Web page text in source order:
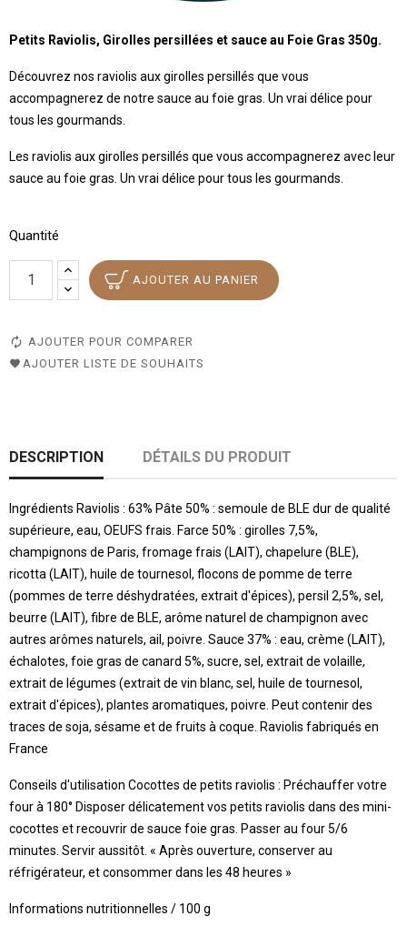
Petits Raviolis, Girolles persillées et sauce au Foie Gras 350g.
Découvrez nos raviolis aux girolles persillés que vous
accompagnerez de notre sauce au foie gras. Un vrai délice pour
tous les gourmands.
Les raviolis aux girolles persillés que vous accompagnerez avec leur
sauce au foie gras. Un vrai délice pour tous les gourmands.
Quantité
AJOUTER AU PANIER
AJOUTER POUR COMPARER
AJOUTER LISTE DE SOUHAITS
DESCRIPTION DÉTAILS DU PRODUIT
Ingrédients Raviolis : 63% Pâte 50% : semoule de BLE dur de qualité
supérieure, eau, OEUFS frais. Farce 50% : girolles 7,5%,
champignons de Paris, fromage frais (LAIT), chapelure (BLE),
ricotta (LAIT), huile de tournesol, flocons de pomme de terre
(pommes de terre déshydratées, extrait d'épices), persil 2,5%, sel,
beurre (LAIT), fibre de BLE, arôme naturel de champignon avec
autres arômes naturels, ail, poivre. Sauce 37% : eau, crème (LAIT),
échalotes, foie gras de canard 5%, sucre, sel, extrait de volaille,
extrait de légumes (extrait de vin blanc, sel, huile de tournesol,
extrait d'épices), plantes aromatiques, poivre. Peut contenir des
traces de soja, sésame et de fruits à coque. Raviolis fabriqués en
France
Conseils d'utilisation Cocottes de petits raviolis : Préchauffer votre
four à 180° Disposer délicatement vos petits raviolis dans des mini-
cocottes et recouvrir de sauce foie gras. Passer au four 5/6
minutes. Servir aussitôt. « Après ouverture, conserver au
réfrigérateur, et consommer dans les 48 heures »
Informations nutritionnelles / 100 g